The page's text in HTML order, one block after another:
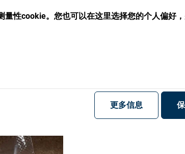
性cookie。您也可以在这里选择您的个人偏好
更多信息
们的各种眼镜光学耗材
注册 登录